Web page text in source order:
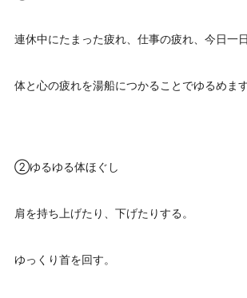
連休中にたまった疲れ、仕事の疲れ、今日一
体と心の疲れを湯船につかることでゆるめます
②ゆるゆる体ほぐし
肩を持ち上げたり、下げたりする。
ゆっくり首を回す。